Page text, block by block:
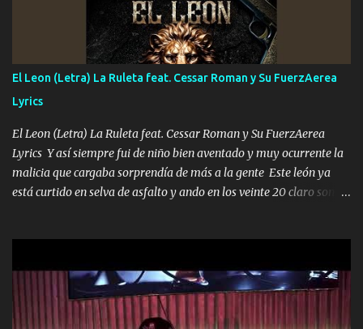
Música Si es que salta algún problema de confianza tengo gente
ahí está el Hombre Cuarenta y también Pariente 7 arreglan
cualquier problema no más es cuestión que ordené NOS HACE
FALTA UN HERMANO DE CLAVE ERA EL 24 SIEMPRE FUE UN
HOMBRE VALIENTE POR ALGO M'URIÓ PELEAND0 SIEMPRE
VIO POR LA FAMILIA PARA QUE SIGA EL LEGADO Es el DOS de
los HERMANOS un cerebro inteligente y com...
El Leon (Letra) La Ruleta feat. Cessar Roman y Su FuerzAerea
Lyrics
El Leon (Letra) La Ruleta feat. Cessar Roman y Su FuerzAerea
Lyrics Y así siempre fui de niño bien aventado y muy ocurrente la
malicia que cargaba sorprendía de más a la gente Este león ya
está curtido en selva de asfalto y ando en los veinte 20 claro son
pa más pues hay charola les voy a dar hasta topar pues no hay de
otra Música Surcando bien mi camino voy por mi línea no veo a
los lados aquel que no corre vuela no se me duerm voy chicoteado